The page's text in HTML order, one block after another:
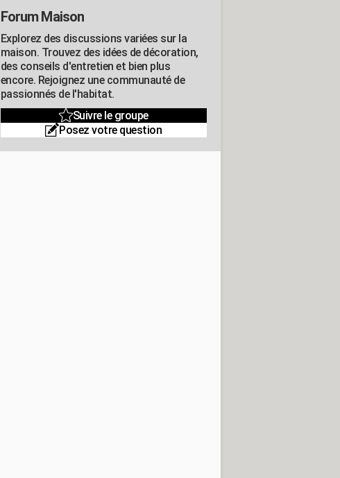
Forum Maison
Explorez des discussions variées sur la
maison. Trouvez des idées de décoration,
des conseils d'entretien et bien plus
encore. Rejoignez une communauté de
passionnés de l'habitat.
Suivre le groupe
Posez votre question